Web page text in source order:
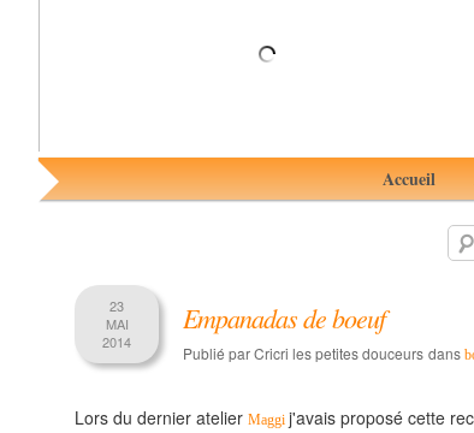
Accueil
23
MAI
2014
Empanadas de boeuf
Publié par Cricri les petites douceurs dans
Lors du dernier atelier Maggi j'avais proposé cette